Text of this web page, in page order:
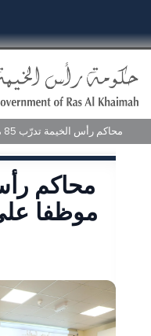
محاكم رأس الخيمة تدرّب 85 موظفا على إسعاد المتعاملين
موظفا